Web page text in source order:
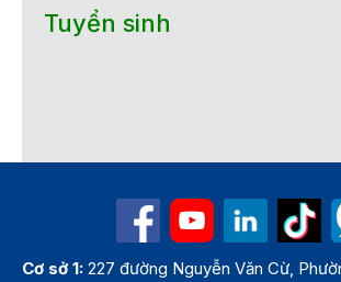
Tuyển sinh
Cơ sở 1: 227 đường Nguyễn Văn Cừ,